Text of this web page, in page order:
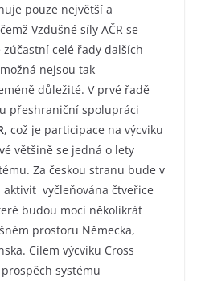
pouze největší a
Vzdušné síly AČR se
celé řady dalších
nejsou tak
důležité. V prvé řadě
přeshraniční spolupráci
, což je participace na výcviku
většině se jedná o lety
Za českou stranu bude v
vyčleňována čtveřice
budou moci několikrát
prostoru Německa,
Cílem výcviku Cross
systému